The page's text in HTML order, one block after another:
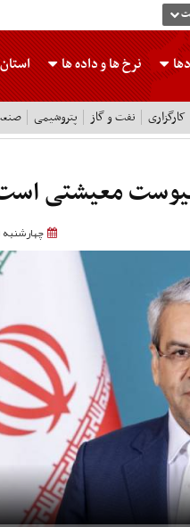
نرخ هاو داده ها
کارگزاری نفت و گاز پتروشیمی
معیشتی
چهارشنبه 19 شهریور 1404